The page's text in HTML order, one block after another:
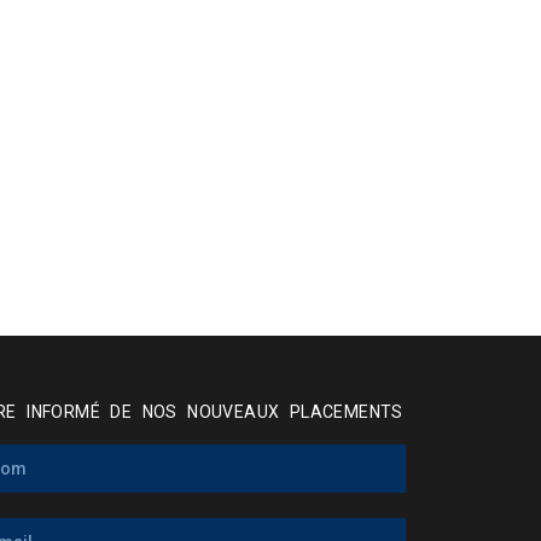
INFORMÉ DE NOS NOUVEAUX PLACEMENTS